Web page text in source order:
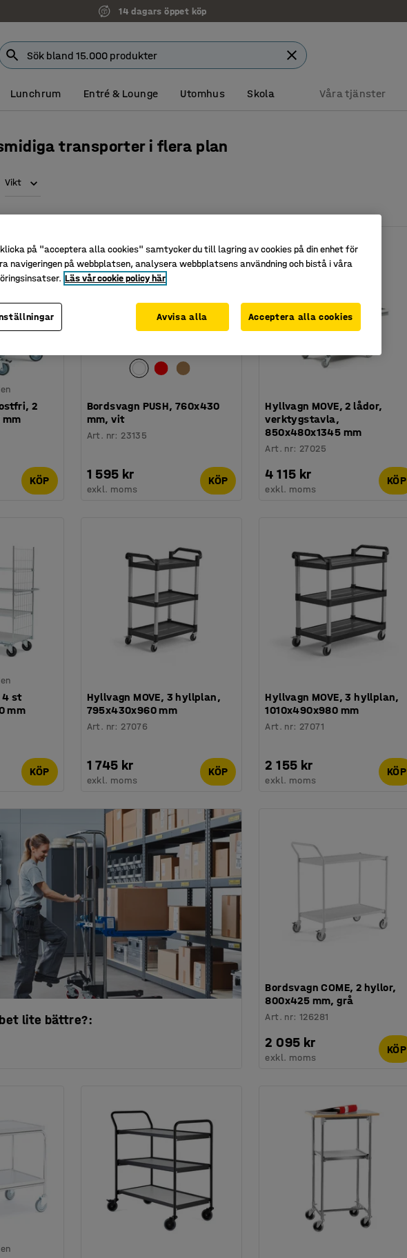
14 dagars öppet köp
Lunchrum Entré & Lounge Utomhus Skola Våra tjänster
transporter i flera plan
Vikt
2
KÖP
Bordsvagn PUSH, 760x430
mm, vit
Art. nr: 23135
1 595 kr
exkl. moms
KÖP
Hyllvagn MOVE, 2 lådor,
verktygstavla,
850x480x1345 mm
Art. nr: 27025
4 115 kr
exkl. moms
KÖP
4 st
mm
KÖP
Hyllvagn MOVE, 3 hyllplan,
795x430x960 mm
Art. nr: 27076
1 745 kr
exkl. moms
KÖP
Hyllvagn MOVE, 3 hyllplan,
1010x490x980 mm
Art. nr: 27071
2 155 kr
exkl. moms
KÖP
lite bättre?:
Bordsvagn COME, 2 hyllor,
800x425 mm, grå
Art. nr:126281
2 095 kr
exkl. moms
KÖP
på "acceptera alla cookies" samtycker du till lagring av cookies på din enhet för
navigeringen på webbplatsen, analysera webbplatsens användning och bistå i våra
Läs vår cookie policy här
Avvisa alla Acceptera alla cookies